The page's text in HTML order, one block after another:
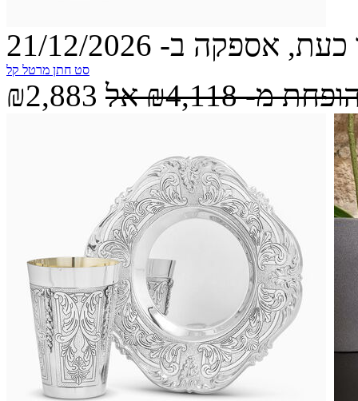
אספקה ב- 21/12/2026
סט חתן מרטל קל
₪2,883 מ-₪4,118 אל